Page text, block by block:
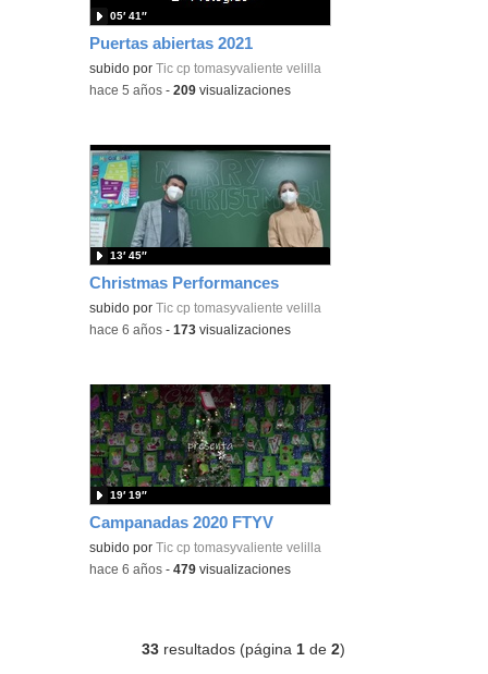
Puertas abiertas 2021
subido por Tic cp tomasyvaliente velilla
05′ 41″
-hace 5 años -209 visualizaciones
Christmas Performances
subido por Tic cp tomasyvaliente velilla
13′ 45″
-hace 6 años -173 visualizaciones
Campanadas 2020 FTYV
subido por Tic cp tomasyvaliente velilla
19′ 19″
-hace 6 años -479 visualizaciones
33 resultados (página 1 de2)